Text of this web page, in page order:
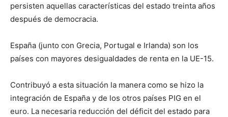
persisten aquellas características del estado treinta años
después de democracia.
España (junto con Grecia, Portugal e Irlanda) son los
países con mayores desigualdades de renta en la UE-15.
Contribuyó a esta situación la manera como se hizo la
integración de España y de los otros países PIG en el
euro. La necesaria reducción del déficit del estado para